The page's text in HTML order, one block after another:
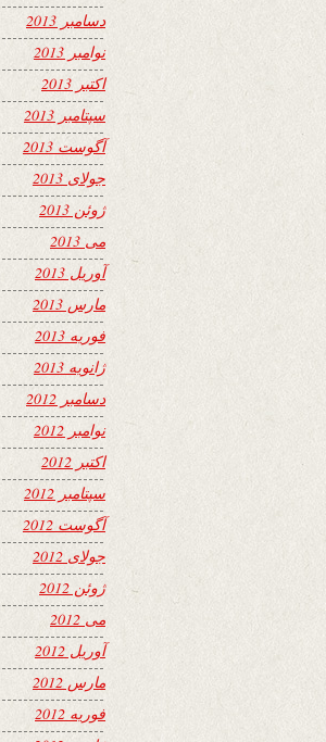
دسامبر 2013
نوامبر 2013
اکتبر 2013
سپتامبر 2013
آگوست 2013
جولای 2013
ژوئن 2013
می 2013
آوریل 2013
مارس 2013
فوریه 2013
ژانویه 2013
دسامبر 2012
نوامبر 2012
اکتبر 2012
سپتامبر 2012
آگوست 2012
جولای 2012
ژوئن 2012
می 2012
آوریل 2012
مارس 2012
فوریه 2012